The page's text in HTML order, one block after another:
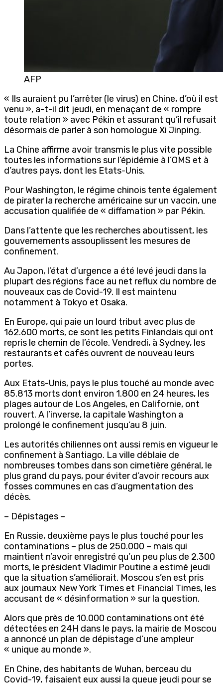
AFP
« Ils auraient pu l’arrêter (le virus) en Chine, d’où il est
venu », a-t-il dit jeudi, en menaçant de « rompre
toute relation » avec Pékin et assurant qu’il refusait
désormais de parler à son homologue Xi Jinping.
La Chine affirme avoir transmis le plus vite possible
toutes les informations sur l’épidémie à l’OMS et à
d’autres pays, dont les Etats-Unis.
Pour Washington, le régime chinois tente également
de pirater la recherche américaine sur un vaccin, une
accusation qualifiée de « diffamation » par Pékin.
Dans l’attente que les recherches aboutissent, les
gouvernements assouplissent les mesures de
confinement.
Au Japon, l’état d’urgence a été levé jeudi dans la
plupart des régions face au net reflux du nombre de
nouveaux cas de Covid-19. Il est maintenu
notamment à Tokyo et Osaka.
En Europe, qui paie un lourd tribut avec plus de
162.600 morts, ce sont les petits Finlandais qui ont
repris le chemin de l’école. Vendredi, à Sydney, les
restaurants et cafés ouvrent de nouveau leurs
portes.
Aux Etats-Unis, pays le plus touché au monde avec
85.813 morts dont environ 1.800 en 24 heures, les
plages autour de Los Angeles, en Californie, ont
rouvert. A l’inverse, la capitale Washington a
prolongé le confinement jusqu’au 8 juin.
Les autorités chiliennes ont aussi remis en vigueur le
confinement à Santiago. La ville déblaie de
nombreuses tombes dans son cimetière général, le
plus grand du pays, pour éviter d’avoir recours aux
fosses communes en cas d’augmentation des
décès.
– Dépistages –
En Russie, deuxième pays le plus touché pour les
contaminations – plus de 250.000 – mais qui
maintient n’avoir enregistré qu’un peu plus de 2.300
morts, le président Vladimir Poutine a estimé jeudi
que la situation s’améliorait. Moscou s’en est pris
aux journaux New York Times et Financial Times, les
accusant de « désinformation » sur la question.
Alors que près de 10.000 contaminations ont été
détectées en 24H dans le pays, la mairie de Moscou
a annoncé un plan de dépistage d’une ampleur
« unique au monde ».
En Chine, des habitants de Wuhan, berceau du
Covid-19, faisaient eux aussi la queue jeudi pour se